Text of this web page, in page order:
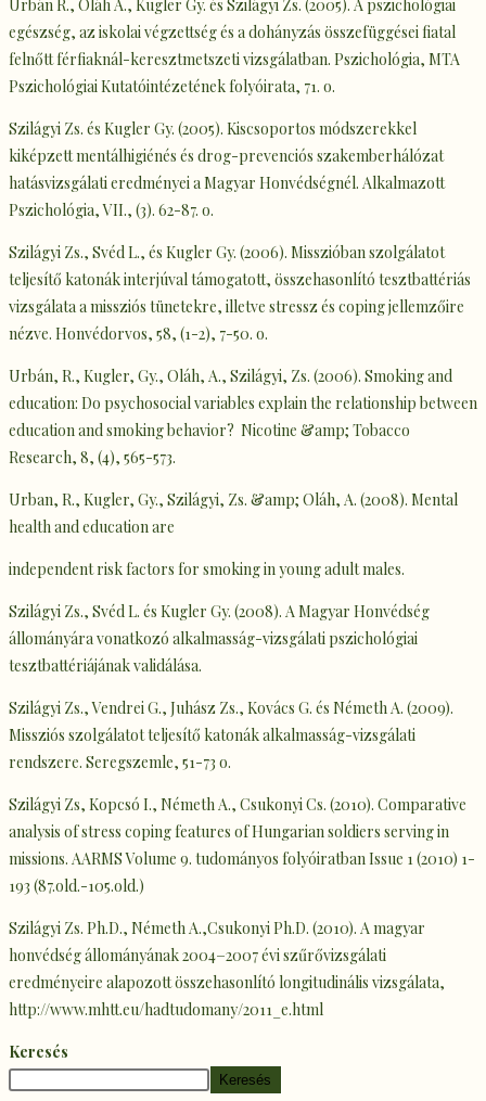
Urbán R., Oláh A., Kugler Gy. és Szilágyi Zs. (2005). A pszichológiai
egészség, az iskolai végzettség és a dohányzás összefüggései fiatal
felnőtt férfiaknál-keresztmetszeti vizsgálatban. Pszichológia, MTA
Pszichológiai Kutatóintézetének folyóirata, 71. o.
Szilágyi Zs. és Kugler Gy. (2005). Kiscsoportos módszerekkel
kiképzett mentálhigiénés és drog-prevenciós szakemberhálózat
hatásvizsgálati eredményei a Magyar Honvédségnél. Alkalmazott
Pszichológia, VII., (3). 62-87. o.
Szilágyi Zs., Svéd L., és Kugler Gy. (2006). Misszióban szolgálatot
teljesítő katonák interjúval támogatott, összehasonlító tesztbattériás
vizsgálata a missziós tünetekre, illetve stressz és coping jellemzőire
nézve. Honvédorvos, 58, (1-2), 7-50. o.
Urbán, R., Kugler, Gy., Oláh, A., Szilágyi, Zs. (2006). Smoking and
education: Do psychosocial variables explain the relationship between
education and smoking behavior? Nicotine &amp; Tobacco
Research, 8, (4), 565-573.
Urban, R., Kugler, Gy., Szilágyi, Zs. &amp; Oláh, A. (2008). Mental
health and education are
independent risk factors for smoking in young adult males.
Szilágyi Zs., Svéd L. és Kugler Gy. (2008). A Magyar Honvédség
állományára vonatkozó alkalmasság-vizsgálati pszichológiai
tesztbattériájának validálása.
Szilágyi Zs., Vendrei G., Juhász Zs., Kovács G. és Németh A. (2009).
Missziós szolgálatot teljesítő katonák alkalmasság-vizsgálati
rendszere. Seregszemle, 51-73 o.
Szilágyi Zs, Kopcsó I., Németh A., Csukonyi Cs. (2010). Comparative
analysis of stress coping features of Hungarian soldiers serving in
missions. AARMS Volume 9. tudományos folyóiratban Issue 1 (2010) 1-
193 (87.old.-105.old.)
Szilágyi Zs. Ph.D., Németh A.,Csukonyi Ph.D. (2010). A magyar
honvédség állományának 2004−2007 évi szűrővizsgálati
eredményeire alapozott összehasonlító longitudinális vizsgálata,
http://www.mhtt.eu/hadtudomany/2011_e.html
Keresés
Keresés